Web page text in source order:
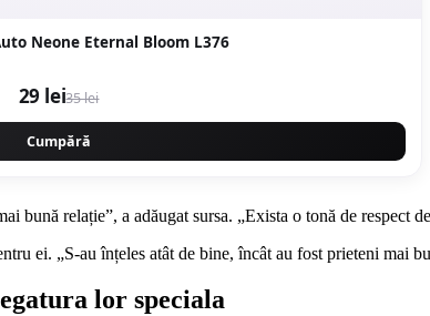
Neone Eternal Bloom L376
29 lei35 lei
Cumpără
bună relație”, a adăugat sursa. „Exista o tonă de respect
ei. „S-au înțeles atât de bine, încât au fost prieteni
lor speciala